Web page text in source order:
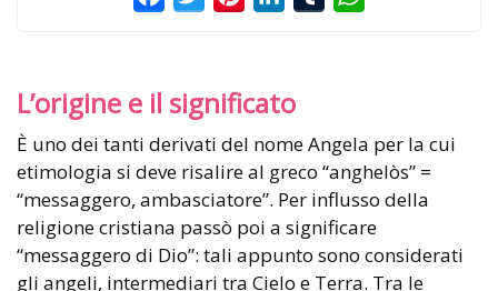
L’origine e il significato
È uno dei tanti derivati del nome Angela per la cui
etimologia si deve risalire al greco “anghelòs” =
“messaggero, ambasciatore”. Per influsso della
religione cristiana passò poi a significare
“messaggero di Dio”: tali appunto sono considerati
gli angeli, intermediari tra Cielo e Terra. Tra le